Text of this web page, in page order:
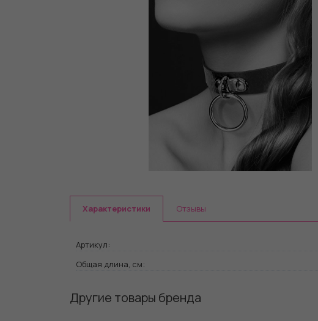
Характеристики Отзывы
Артикул:
Общая длина, см:
Другие товары бренда